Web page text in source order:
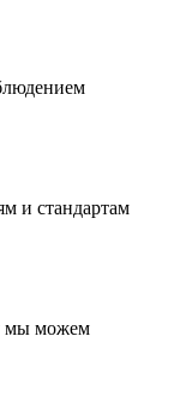
и стандартам
мы можем